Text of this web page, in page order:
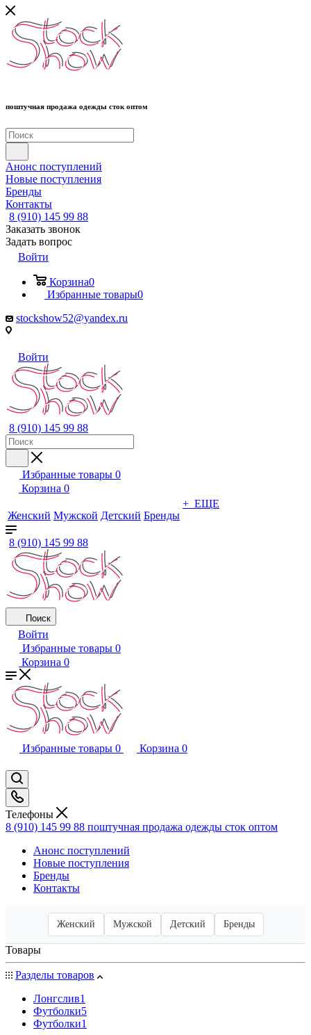
поштучная продажа одежды сток оптом
Анонс поступлений
Новые поступления
Бренды
Контакты
8 (910) 145 99 88
Заказать звонок
Задать вопрос
Войти
Корзина0
Избранные товары0
stockshow52@yandex.ru
Войти
8 (910) 145 99 88
Избранные товары 0
Корзина 0
Женский Мужской Детский Бренды
+ ЕЩЕ
8 (910) 145 99 88
Поиск
Войти
Избранные товары 0
Корзина 0
Избранные товары 0 Корзина 0
Телефоны
8 (910) 145 99 88 поштучная продажа одежды сток оптом
Анонс поступлений
Новые поступления
Бренды
Контакты
Женский Мужской Детский Бренды
Товары
Разделы товаров
Лонгслив1
Футболки5
Футболки1